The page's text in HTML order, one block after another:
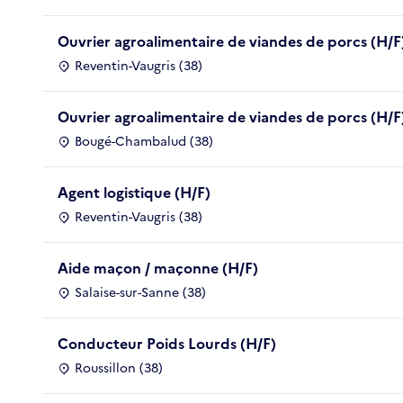
Ouvrier agroalimentaire de viandes de porcs (H/
Reventin-Vaugris (38)
Ouvrier agroalimentaire de viandes de porcs (H/
Bougé-Chambalud (38)
Agent logistique (H/F)
Reventin-Vaugris (38)
Aide maçon / maçonne (H/F)
Salaise-sur-Sanne (38)
Conducteur Poids Lourds (H/F)
Roussillon (38)